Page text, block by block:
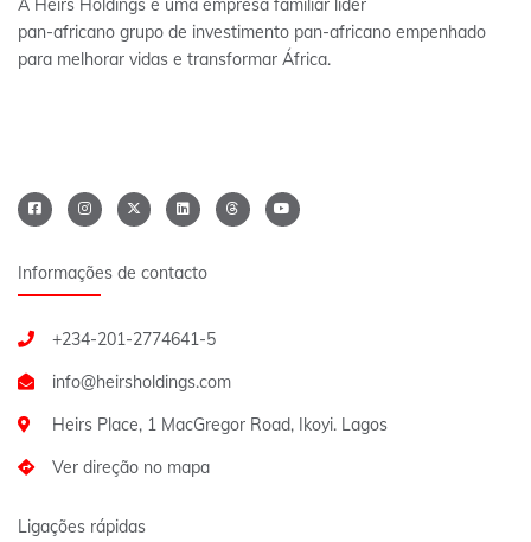
A Heirs Holdings é uma empresa familiar líder
pan-africano grupo de investimento pan-africano empenhado
para melhorar vidas e transformar África.
Informações de contacto
+234-201-2774641-5
Heirs Place, 1 MacGregor Road, Ikoyi. Lagos
Ver direção no mapa
Ligações rápidas